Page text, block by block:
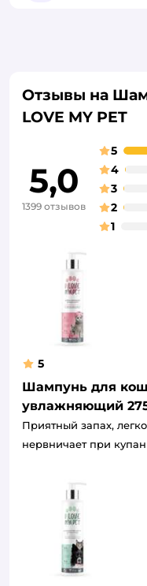
Отзывы на
LOVE MY PET
5,0
1399 отзывов
5
4
3
2
1
5
Шампунь для
увлажняющий
Приятный запах,
нервничает при